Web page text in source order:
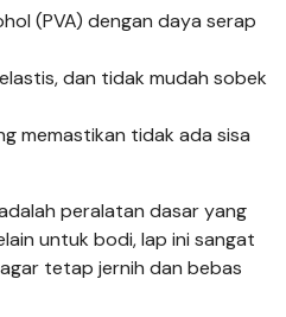
(PVA) dengan daya serap
dan tidak mudah sobek
memastikan tidak ada sisa
peralatan dasar yang
untuk bodi, lap ini sangat
tetap jernih dan bebas